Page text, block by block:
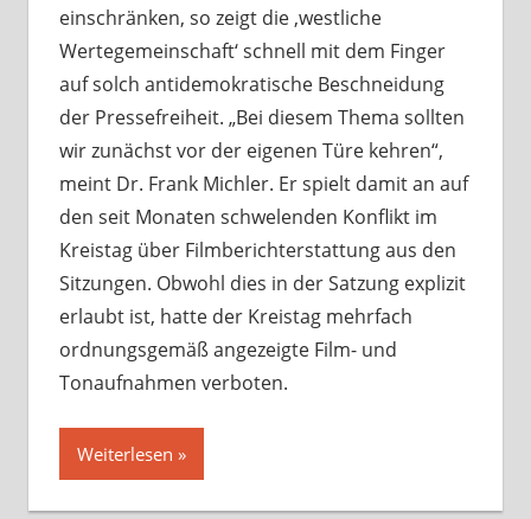
einschränken, so zeigt die ‚westliche
Wertegemeinschaft‘ schnell mit dem Finger
auf solch antidemokratische Beschneidung
der Pressefreiheit. „Bei diesem Thema sollten
wir zunächst vor der eigenen Türe kehren“,
meint Dr. Frank Michler. Er spielt damit an auf
den seit Monaten schwelenden Konflikt im
Kreistag über Filmberichterstattung aus den
Sitzungen. Obwohl dies in der Satzung explizit
erlaubt ist, hatte der Kreistag mehrfach
ordnungsgemäß angezeigte Film- und
Tonaufnahmen verboten.
Weiterlesen